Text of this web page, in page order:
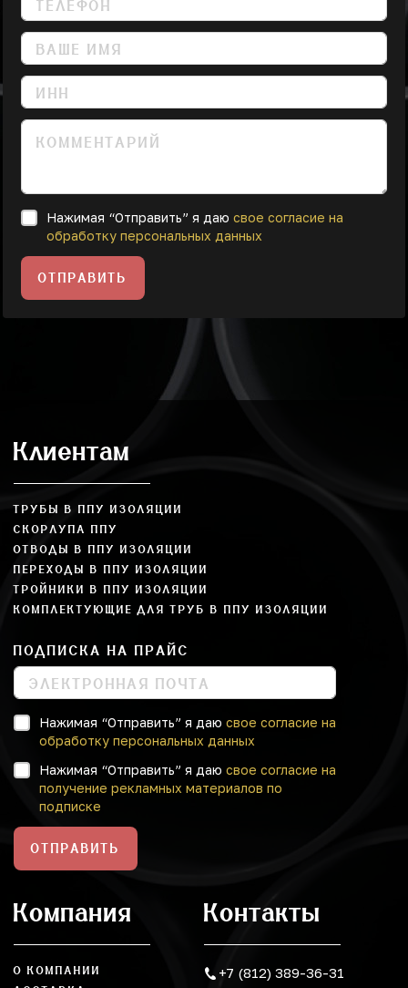
Нажимая “Отправить” я даю свое согласие на
обработку персональных данных
ОТПРАВИТЬ
Клиентам
ТРУБЫ В ППУ ИЗОЛЯЦИИ
СКОРЛУПА ППУ
ОТВОДЫ В ППУ ИЗОЛЯЦИИ
ПЕРЕХОДЫ В ППУ ИЗОЛЯЦИИ
ТРОЙНИКИ В ППУ ИЗОЛЯЦИИ
КОМПЛЕКТУЮЩИЕ ДЛЯ ТРУБ В ППУ ИЗОЛЯЦИИ
ПОДПИСКА НА ПРАЙС
Нажимая “Отправить” я даю свое согласие на
обработку персональных данных
Нажимая “Отправить” я даю свое согласие на
получение рекламных материалов по
подписке
ОТПРАВИТЬ
Компания
О КОМПАНИИ
Контакты
+7 (812) 389-36-31